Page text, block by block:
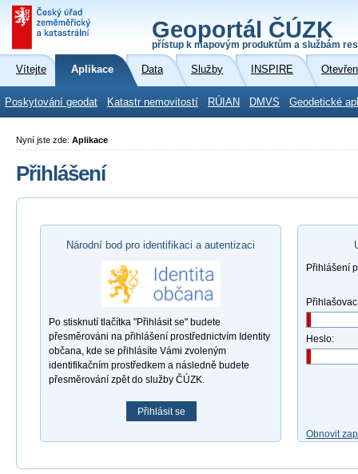
Geoportál ČÚZK
přístup k mapovým produktům a službám
Vítejte Aplikace Data Služby INSPIRE
Poskytování geodat Katastr nemovitostí RÚIAN DMVS Geodetické
Nyní jste zde: Aplikace
Přihlášení
Národní bod pro identifikaci a autentizaci
Po stisknutí tlačítka "Přihlásit se" budete
přesměrováni na přihlášení prostřednictvím Identity
občana, kde se přihlásíte Vámi zvoleným
identifikačním prostředkem a následně budete
přesměrování zpět do služby ČÚZK.
Přihlásit se
Přihlášení
Heslo:
Obnovit